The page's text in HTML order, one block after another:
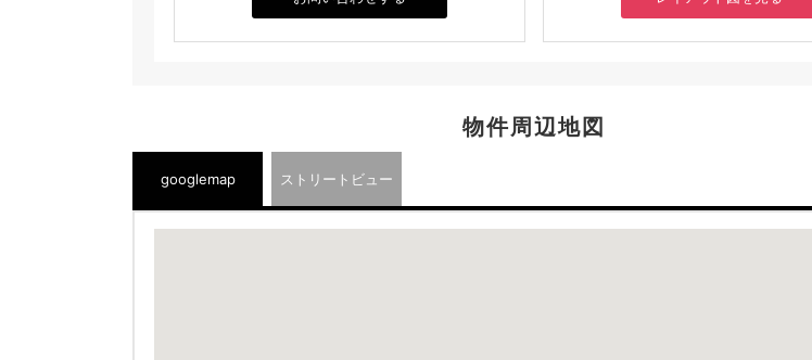
物件周辺地図
googlemap ストリートビュー